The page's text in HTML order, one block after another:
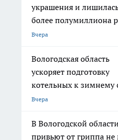
украшения и
более полумиллиона
Вчера
Вологодская область
ускоряет подготовку
котельных к зимнему
Вчера
В Вологодской области
привьют от гриппа не